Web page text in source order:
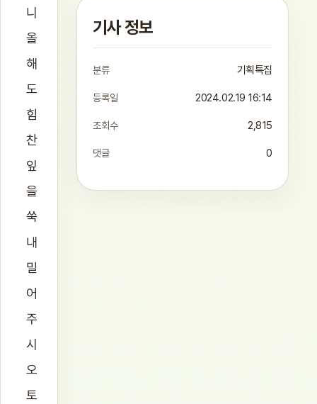
니
올
해
도
힘
찬
잎
을
쑥
내
밀
어
주
시
오
토
기사 정보
분류 기획특집
등록일 2024.02.19 16:14
조회수 2,815
댓글 0